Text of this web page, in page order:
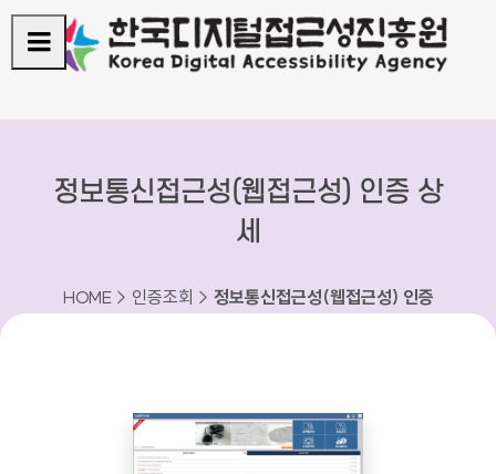
정보통신접근성(웹접근성) 인증 상
세
HOME > 인증조회 > 정보통신접근성(웹접근성) 인증